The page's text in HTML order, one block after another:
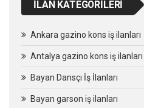
İLAN KATEGORILERI
Ankara gazino kons iş ilanları
Antalya gazino kons iş ilanları
Bayan Dansçı İş İlanları
Bayan garson iş ilanları